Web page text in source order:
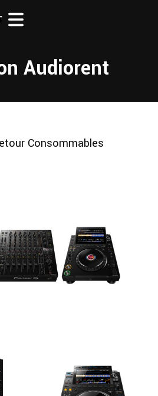
Audiorent
Consommables